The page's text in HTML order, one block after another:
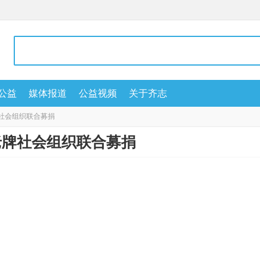
益 媒体报道 公益视频 关于齐志
会组织联合募捐
社会组织联合募捐